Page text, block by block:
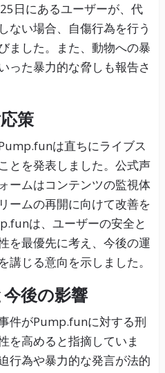
日にあるユーザーが、代
ない場合、自傷行為を行う
ました。また、動物への暴
った暴力的な脅しも報告さ
策
は直ちにライブス
とを発表しました。公式声
ームはコンテンツの監視体
ームの再開に向けて改善を
は、ユーザーの安全と
を最優先に考え、今後の運
じる意向を示しました。
後の影響
件がPump.funに対する刑
を高めると指摘していま
行為や暴力的な発言が法的